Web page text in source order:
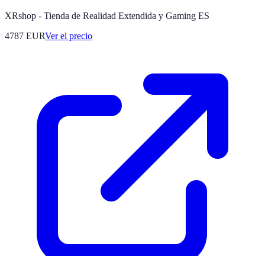
XRshop - Tienda de Realidad Extendida y Gaming ES
4787 EURVer el precio